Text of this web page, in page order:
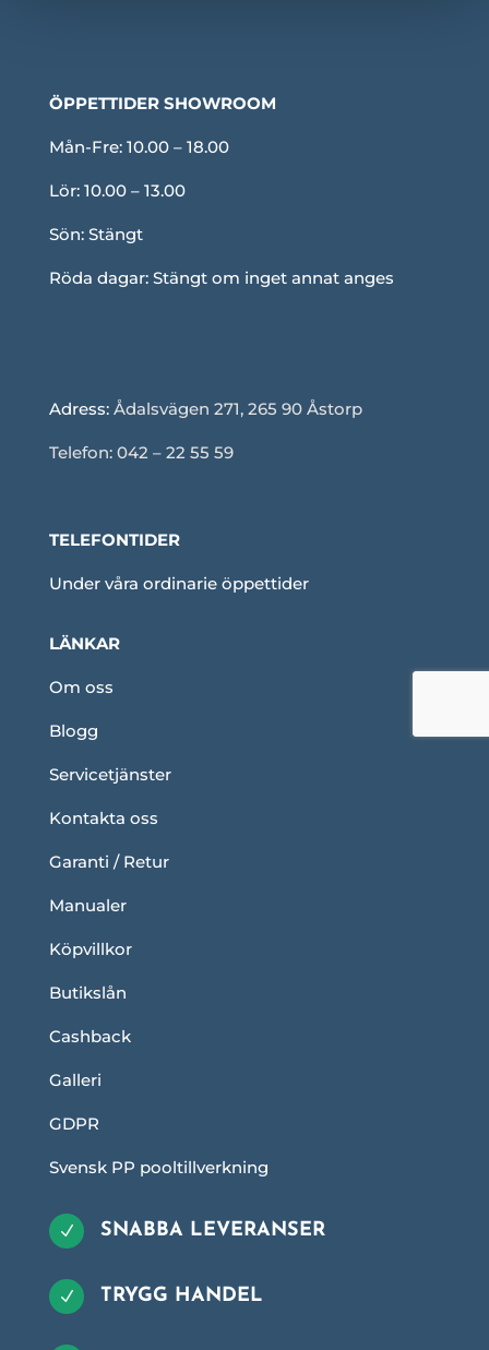
ÖPPETTIDER SHOWROOM
Mån-Fre: 10.00 – 18.00
Lör: 10.00 – 13.00
Sön: Stängt
Röda dagar: Stängt om inget annat anges
Adress: Ådalsvägen 271, 265 90 Åstorp
Telefon: 042 – 22 55 59
TELEFONTIDER
Under våra ordinarie öppettider
LÄNKAR
Om oss
Blogg
Servicetjänster
Kontakta oss
Garanti / Retur
Manualer
Köpvillkor
Butikslån
Cashback
Galleri
GDPR
Svensk PP pooltillverkning
N SNABBA LEVERANSER
N TRYGG HANDEL